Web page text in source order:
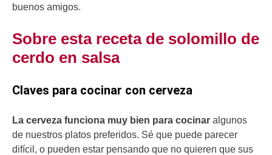
buenos amigos.
Sobre esta receta de solomillo de
cerdo en salsa
Claves para cocinar con cerveza
La cerveza funciona muy bien para cocinar algunos
de nuestros platos preferidos. Sé que puede parecer
difícil, o pueden estar pensando que no quieren que sus